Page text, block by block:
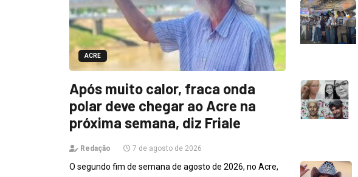
ACRE
Após muito calor, fraca onda
polar deve chegar ao Acre na
próxima semana, diz Friale
Redação 7 de agosto de 2026
O segundo fim de semana de agosto de 2026, no Acre,